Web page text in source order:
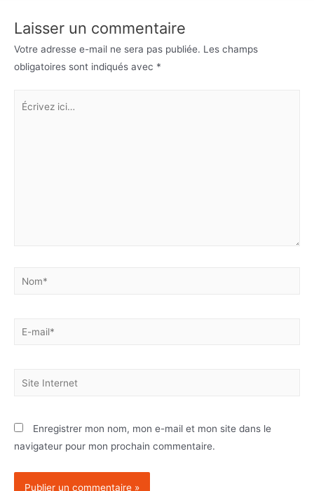
Laisser un commentaire
Votre adresse e-mail ne sera pas publiée. Les champs
obligatoires sont indiqués avec *
Enregistrer mon nom, mon e-mail et mon site dans le
navigateur pour mon prochain commentaire.